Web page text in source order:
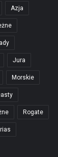
Azja
Jura
Morskie
Rogate